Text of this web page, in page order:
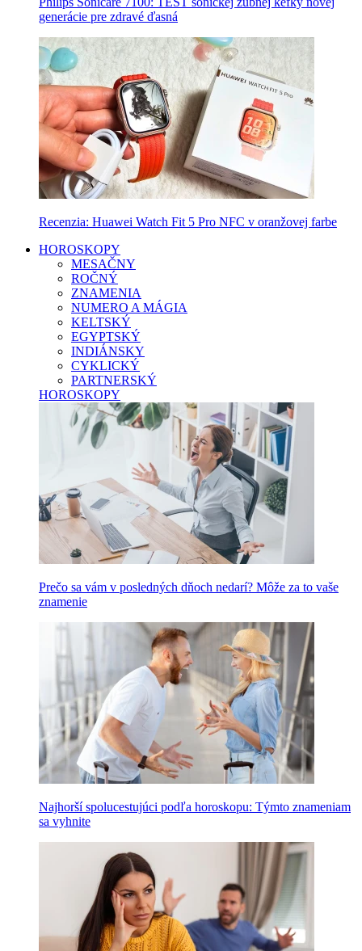
generácie pre zdravé ďasná
Recenzia: Huawei Watch Fit 5 Pro NFC v oranžovej farbe
HOROSKOPY
MESAČNY
ROČNÝ
ZNAMENIA
NUMERO A MÁGIA
KELTSKÝ
EGYPTSKÝ
INDIÁNSKY
CYKLICKÝ
PARTNERSKÝ
HOROSKOPY
Prečo sa vám v posledných dňoch nedarí? Môže za to vaše
znamenie
Najhorší spolucestujúci podľa horoskopu: Týmto znameniam
sa vyhnite